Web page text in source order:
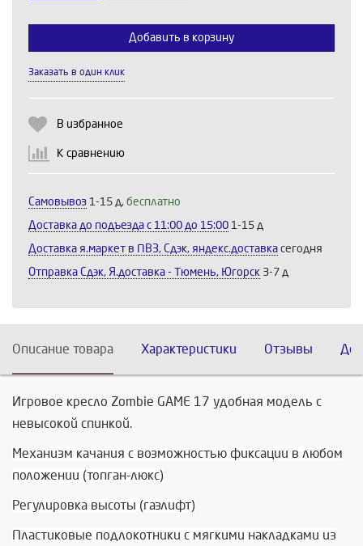
Выберите количество:
Продолжить
Добавить в корзину
Заказать в один клик
В избранное
К сравнению
Самовывоз 1-15 д, бесплатно
Доставка до подъезда c 11:00 до 15:00 1-15 д
Доставка я.маркет в ПВЗ, Сдэк, яндекс.доставка сегодня
Отправка Сдэк, Я.доставка - Тюмень, Югорск 3-7 д
Описание товара Характеристики Отзывы
Игровое кресло Zombie GAME 17 удобная модель с
невысокой спинкой.
Механизм качания с возможностью фиксации в любом
положении (топган-люкс)
Регулировка высоты (газлифт)
Пластиковые подлокотники с мягкими накладками из